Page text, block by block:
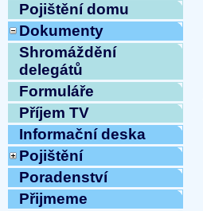
Pojištění domu
Dokumenty
Shromáždění
delegátů
Formuláře
Příjem TV
Informační deska
Pojištění
Poradenství
Přijmeme